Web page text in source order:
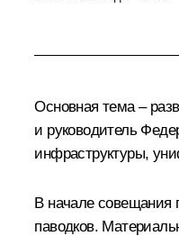
Основная тема –
и руководитель
инфраструктуры,
В начале совещания
паводков.